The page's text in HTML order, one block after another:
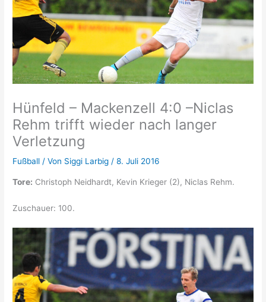
Hünfeld – Mackenzell 4:0 –Niclas
Rehm trifft wieder nach langer
Verletzung
Fußball / Von Siggi Larbig/8. Juli 2016
Tore: Christoph Neidhardt, Kevin Krieger (2), Niclas Rehm.
Zuschauer: 100.